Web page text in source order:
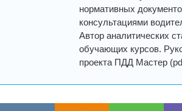
нормативных
консультациями
Автор аналитических
обучающих курсов.
проекта ПДД Мастер